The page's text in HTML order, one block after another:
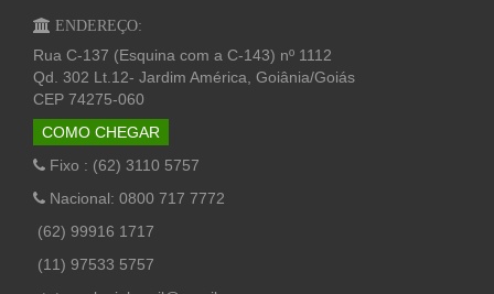
ENDEREÇO:
Rua C-137 (Esquina com a C-143) nº 1112
Qd. 302 Lt.12- Jardim América, Goiânia/Goiás
CEP 74275-060
COMO CHEGAR
Fixo : (62) 3110 5757
Nacional: 0800 717 7772
(62) 99916 1717
(11) 97533 5757